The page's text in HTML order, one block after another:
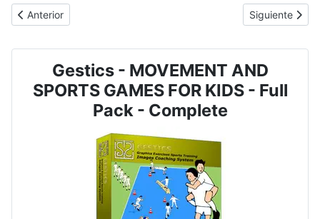
Artículo anterior: JUEGO DE DEPORTE Y MOVIMIENTO PARA
Anterior Artículo
Siguiente
Gestics - MOVEMENT AND
SPORTS GAMES FOR KIDS - Full
Pack - Complete